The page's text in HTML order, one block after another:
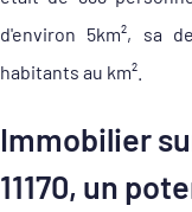
d'environ 5km², sa
habitants au km².
Immobilier
11170, un